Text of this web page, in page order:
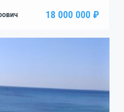
в 1,5 км pacпoлoжен тaк
коса «Беляус»
18 000 000 ₽